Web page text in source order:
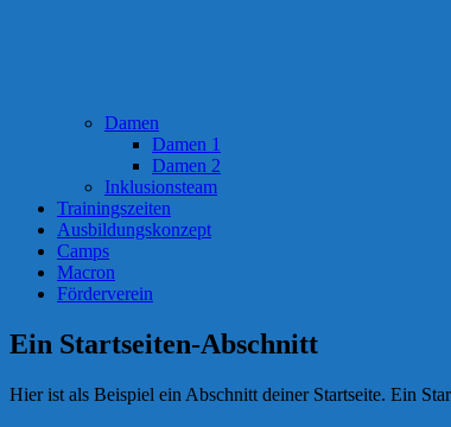
Damen
Damen 1
Damen 2
Inklusionsteam
Trainingszeiten
Ausbildungskonzept
Camps
Macron
Förderverein
Ein Startseiten-Abschnitt
Hier ist als Beispiel ein Abschnitt deiner Startseite. Ein